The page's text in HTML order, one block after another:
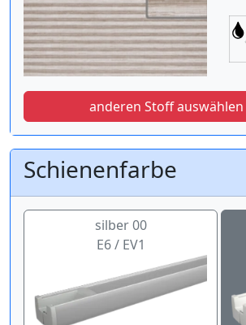
anderen Stoff auswählen
Schienenfarbe
silber 00
E6 / EV1